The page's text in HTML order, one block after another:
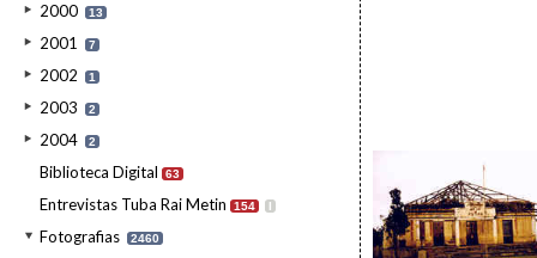
2000 13
2001 7
2002 1
2003 2
2004 2
Biblioteca Digital 63
Entrevistas Tuba Rai Metin 154 I
Fotografias 2460